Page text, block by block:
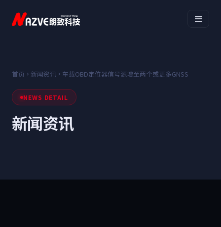
首页 新闻资讯 车载OBD定位器信号源增至两个或更多GNSS
NEWS DETAIL
新闻资讯